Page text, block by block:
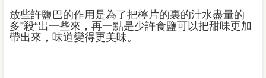
放些許鹽巴的作用是為了把檸片的裏的汁水盡量的
多”殺“出一些來，再一點是少許食鹽可以把甜味更加
帶出來，味道變得更美味。